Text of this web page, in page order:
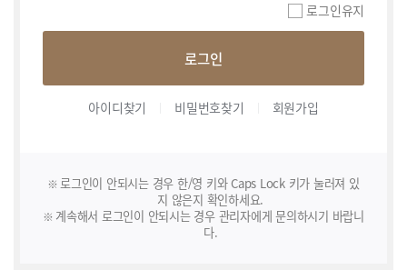
로그인유지
로그인
아이디찾기 비밀번호찾기 회원가입
로그인이 안되시는 경우 한/영 키와 Caps Lock 키가 눌러져 있
지 않은지 확인하세요.
계속해서 로그인이 안되시는 경우 관리자에게 문의하시기 바랍니
다.